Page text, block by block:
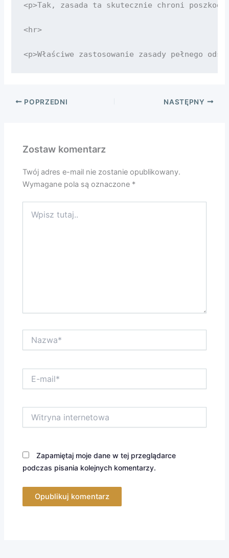
<p>Tak, zasada ta skutecznie chroni
<hr>
POPRZEDNI NASTĘPNY
Zostaw komentarz
Twój adres e-mail nie zostanie opublikowany.
Wymagane pola są oznaczone *
tutaj..
mail*
internetowa
Zapamiętaj moje dane w tej przeglądarce
podczas pisania kolejnych komentarzy.